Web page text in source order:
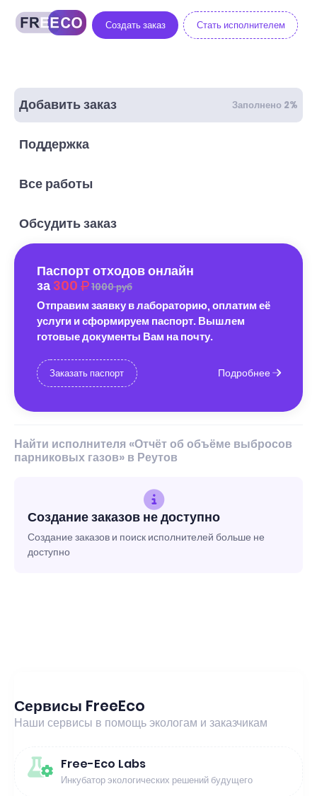
Создать заказ Стать исполнителем
Добавить заказ Заполнено 2%
Поддержка
Все работы
Обсудить заказ
Паспорт отходов онлайн
за 300 1000 руб
Отправим заявку в лабораторию, оплатим её
услуги и сформируем паспорт. Вышлем
готовые документы Вам на почту.
Заказать паспорт Подробнее
Найти исполнителя «Отчёт об объёме выбросов
парниковых газов» в Реутов
Создание заказов не доступно
Создание заказов и поиск исполнителей больше не
доступно
Сервисы FreeEco
Наши сервисы в помощь экологам и заказчикам
Free-Eco Labs
Инкубатор экологических решений будущего